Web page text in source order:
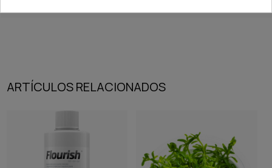
ARTÍCULOS RELACIONADOS